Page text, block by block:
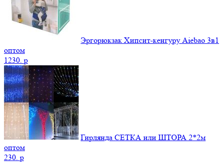
Эргорюкзак Хипсит-кенгуру Aiebao 3в1
оптом
1230. p
Гирлянда СЕТКА или ШТОРА 2*2м
оптом
230. p